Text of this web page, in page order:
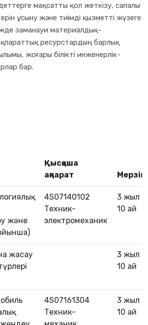
мақсатты қол жеткізу, сапалы
ұсыну және тиімді қызметті жүзеге
заманауи материалдық-
ресурстардың барлық
жоғары білікті инженерлік-
бар.
Қысқаша
ақпарат
және
4S07140102
Техник-
электромеханик
3 жыл
10 ай
жасау
3 жыл
10 ай
4S07161304
Техник-
3 жыл
10 ай